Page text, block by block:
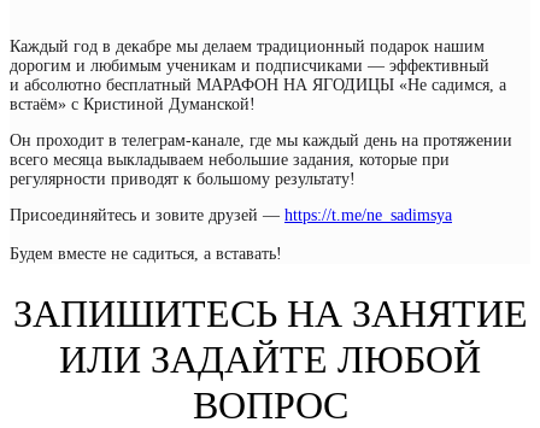
Каждый год в декабре мы делаем традиционный подарок нашим
дорогим и любимым ученикам и подписчиками — эффективный
и абсолютно бесплатный МАРАФОН НА ЯГОДИЦЫ «Не садимся, а
встаём» с Кристиной Думанской!
Он проходит в телеграм-канале, где мы каждый день на протяжении
всего месяца выкладываем небольшие задания, которые при
регулярности приводят к большому результату!
Присоединяйтесь и зовите друзей — https://t.me/ne_sadimsya
Будем вместе не садиться, а вставать!
ЗАПИШИТЕСЬ НА ЗАНЯТИЕ
ИЛИ ЗАДАЙТЕ ЛЮБОЙ
ВОПРОС